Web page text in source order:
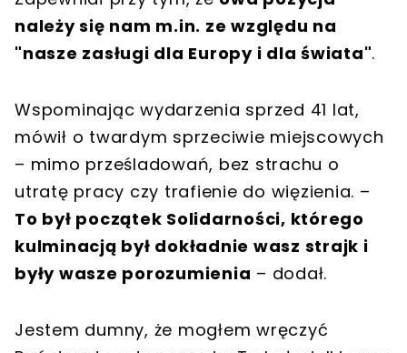
należy się nam m.in. ze względu na
"nasze zasługi dla Europy i dla świata".
Wspominając wydarzenia sprzed 41 lat,
mówił o twardym sprzeciwie miejscowych
– mimo prześladowań, bez strachu o
utratę pracy czy trafienie do więzienia. –
To był początek Solidarności, którego
kulminacją był dokładnie wasz strajk i
były wasze porozumienia – dodał.
Jestem dumny, że mogłem wręczyć